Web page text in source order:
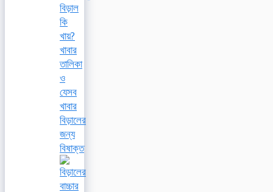
বিড়াল
কি
খায়?
খাবার
তালিকা
ও
যেসব
খাবার
বিড়ালের
জন্য
বিষাক্ত